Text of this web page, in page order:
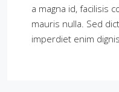
a magna id, facilisis
mauris nulla. Sed
imperdiet enim